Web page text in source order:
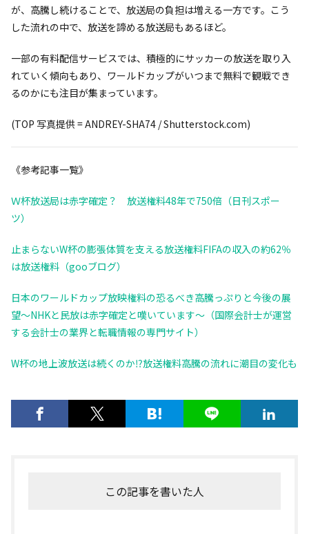
が、高騰し続けることで、放送局の負担は増える一方です。こう
した流れの中で、放送を諦める放送局もあるほど。
一部の有料配信サービスでは、積極的にサッカーの放送を取り入
れていく傾向もあり、ワールドカップがいつまで無料で観戦でき
るのかにも注目が集まっています。
(TOP 写真提供 = ANDREY-SHA74 / Shutterstock.com)
《参考記事一覧》
Ｗ杯放送局は赤字確定？ 放送権料48年で750倍（日刊スポー
ツ）
止まらないW杯の膨張体質を支える放送権料FIFAの収入の約62％
は放送権料（gooブログ）
日本のワールドカップ放映権料の恐るべき高騰っぷりと今後の展
望～NHKと民放は赤字確定と嘆いています～（国際会計士が運営
する会計士の業界と転職情報の専門サイト）
W杯の地上波放送は続くのか⁉放送権料高騰の流れに潮目の変化も
この記事を書いた人